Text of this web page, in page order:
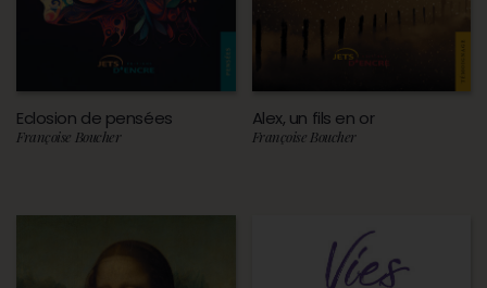
Eclosion de pensées
Françoise Boucher
Alex, un fils en or
Françoise Boucher